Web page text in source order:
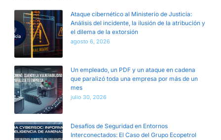
Ataque cibernético al Ministerio de Justicia:
Análisis del incidente, la ilusión de la atribución y
el dilema de la extorsión
agosto 6, 2026
Un empleado, un PDF y un ataque en cadena
que paralizó toda una empresa por más de un
mes
julio 30, 2026
Desafíos de Seguridad en Entornos
Interconectados: El Caso del Grupo Ecopetrol